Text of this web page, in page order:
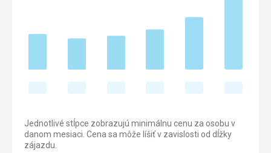
Jednotlivé stĺpce zobrazujú minimálnu cenu za osobu v
danom mesiaci. Cena sa môže líšiť v zavislosti od dĺžky
zájazdu.